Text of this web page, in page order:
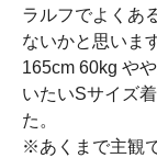
ラルフでよくあ
ないかと思いま
165cm 60kg や
いたいSサイズ
た。
※あくまで主観